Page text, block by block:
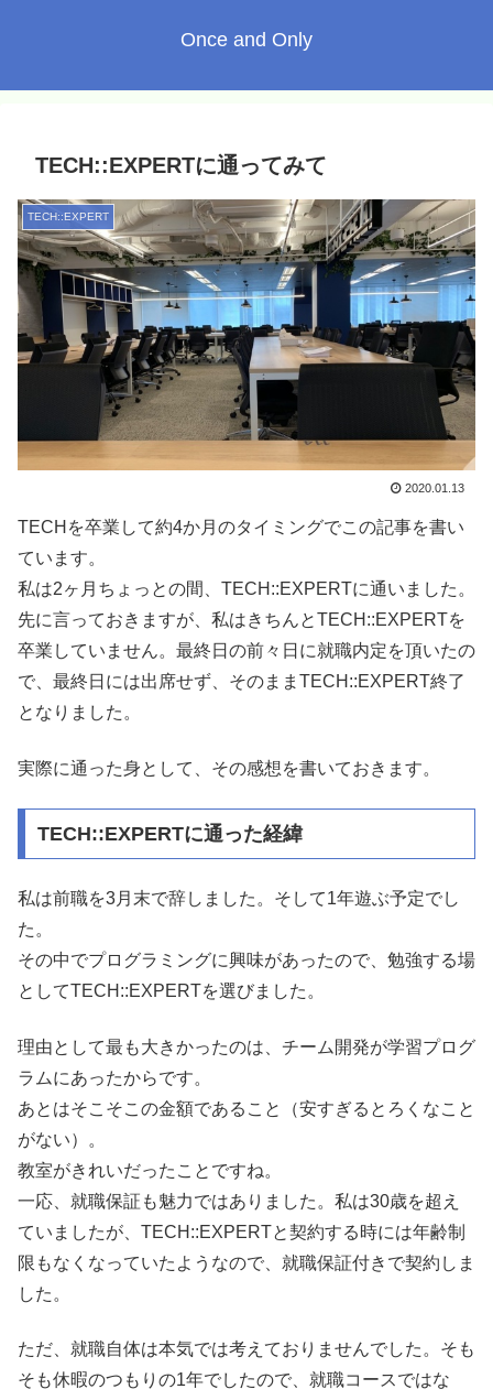
Once and Only
TECH::EXPERTに通ってみて
TECH::EXPERT
2020.01.13
TECHを卒業して約4か月のタイミングでこの記事を書い
ています。
私は2ヶ月ちょっとの間、TECH::EXPERTに通いました。
先に言っておきますが、私はきちんとTECH::EXPERTを
卒業していません。最終日の前々日に就職内定を頂いたの
で、最終日には出席せず、そのままTECH::EXPERT終了
となりました。
実際に通った身として、その感想を書いておきます。
TECH::EXPERTに通った経緯
私は前職を3月末で辞しました。そして1年遊ぶ予定でし
た。
その中でプログラミングに興味があったので、勉強する場
としてTECH::EXPERTを選びました。
理由として最も大きかったのは、チーム開発が学習プログ
ラムにあったからです。
あとはそこそこの金額であること（安すぎるとろくなこと
がない）。
教室がきれいだったことですね。
一応、就職保証も魅力ではありました。私は30歳を超え
ていましたが、TECH::EXPERTと契約する時には年齢制
限もなくなっていたようなので、就職保証付きで契約しま
した。
ただ、就職自体は本気では考えておりませんでした。そも
そも休暇のつもりの1年でしたので、就職コースではな